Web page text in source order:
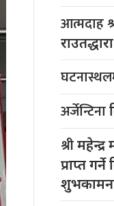
आत्मदाह
अर्जेन्टिना
श्री
प्राप्त
शुभकामना